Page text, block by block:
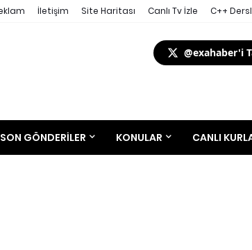
İletişim Site Haritası Canlı Tv İzle C++
@exahaber'i
SON GÖNDERILER KONULAR CANLI